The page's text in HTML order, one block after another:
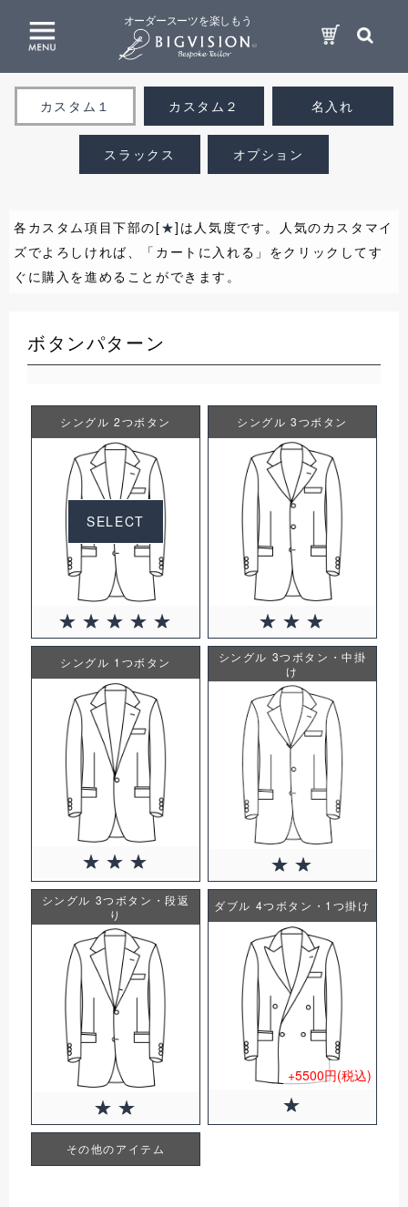
オーダースーツを楽しもう
カスタム１ カスタム２ 名入れ
スラックス オプション
各カスタム項目下部の[★]は人気度です。人気のカスタマイ
ズでよろしければ、「カートに入れる」をクリックしてす
ぐに購入を進めることができます。
ボタンパターン
シングル 2つボタン
SELECT
シングル 3つボタン
シングル 1つボタン
シングル 3つボタン・中掛
け
シングル 3つボタン・段返
り
ダブル 4つボタン・1つ掛け
+5500円(税込)
その他のアイテム